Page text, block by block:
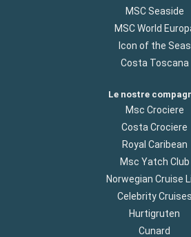
MSC Seaside
MSC World
Icon of the Seas
Costa Toscana
Le nostre
Msc Crociere
Costa Crociere
Royal Caribean
Msc Yatch Club
Norwegian Cruise
Celebrity Cruises
Hurtigruten
Cunard